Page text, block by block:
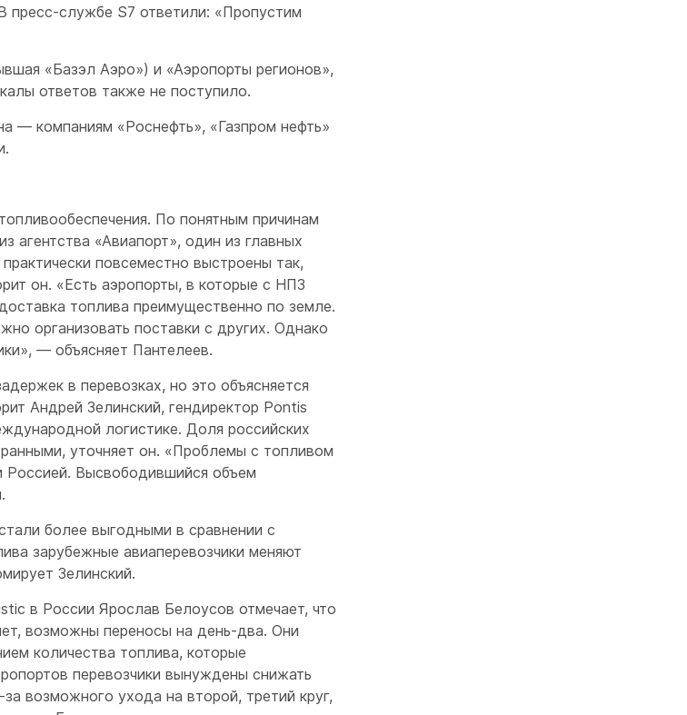
пресс-службе S7 ответили: «Пропустим
«Базэл Аэро») и «Аэропорты регионов»,
ответов также не поступило.
— компаниям «Роснефть», «Газпром нефть»
По понятным причинам
агентства «Авиапорт», один из главных
повсеместно выстроены так,
он. «Есть аэропорты, в которые с НПЗ
топлива преимущественно по земле.
организовать поставки с других. Однако
— объясняет Пантелеев.
в перевозках, но это объясняется
Андрей Зелинский, гендиректор Pontis
логистике. Доля российских
уточняет он. «Проблемы с топливом
Россией. Высвободившийся объем
более выгодными в сравнении с
зарубежные авиаперевозчики меняют
Зелинский.
в России Ярослав Белоусов отмечает, что
возможны переносы на день-два. Они
количества топлива, которые
перевозчики вынуждены снижать
возможного ухода на второй, третий круг,